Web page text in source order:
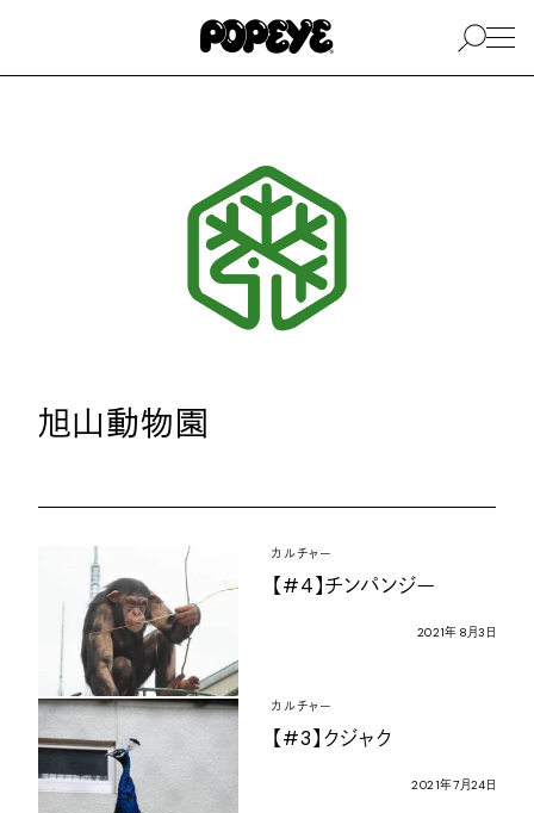
旭山動物園
カルチャー
【#4】チンパンジー
2021年 8月3 日
カルチャー
【#3】クジャク
2021年7月24日